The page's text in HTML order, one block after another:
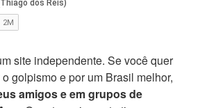
site independente. Se você quer
golpismo e por um Brasil melhor,
amigos e em grupos de